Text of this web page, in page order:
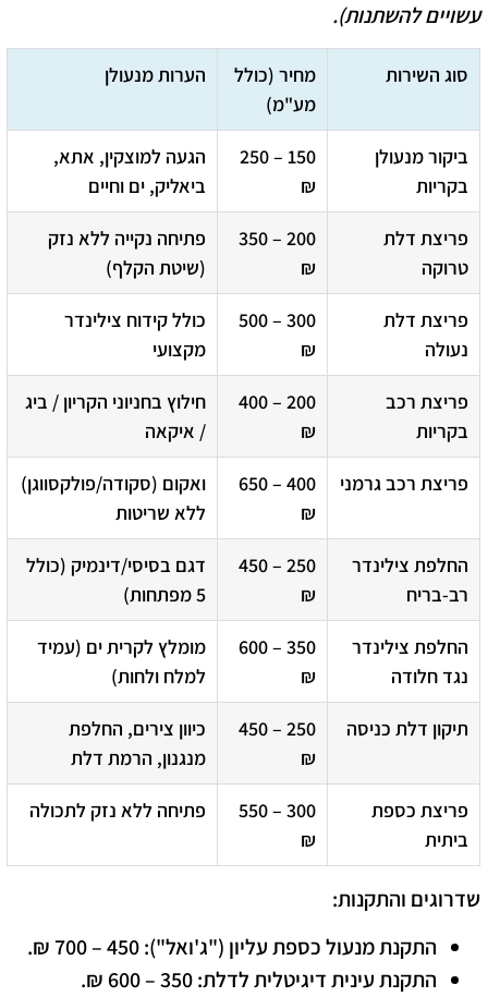
עשויים להשתנות).
סוג השירות
מחיר (כולל
מע"מ)
הערות מנעולן
ביקור מנעולן
בקריות
150 – 250
₪
הגעה למוצקין, אתא,
ביאליק, ים וחיים
פריצת דלת
טרוקה
200 – 350
₪
פתיחה נקייה ללא נזק
(שיטת הקלף)
פריצת דלת
נעולה
300 – 500
₪
כולל קידוח צילינדר
מקצועי
פריצת רכב
בקריות
200 – 400
₪
חילוץ בחניוני הקריון / ביג
/ איקאה
פריצת רכב גרמני
400 – 650
₪
ואקום (סקודה/פולקסווגן)
ללא שריטות
החלפת צילינדר
רב-בריח
250 – 450
₪
דגם בסיסי/דינמיק (כולל
5 מפתחות)
החלפת צילינדר
נגד חלודה
350 – 600
₪
מומלץ לקרית ים (עמיד
למלח ולחות)
תיקון דלת כניסה
250 – 450
₪
כיוון צירים, החלפת
מנגנון, הרמת דלת
פריצת כספת
ביתית
300 – 550
₪
פתיחה ללא נזק לתכולה
שדרוגים והתקנות:
התקנת מנעול כספת עליון ("ג'ואל"):
התקנת עינית דיגיטלית לדלת: